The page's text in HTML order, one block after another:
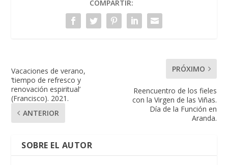
COMPARTIR:
Vacaciones de verano,
‘tiempo de refresco y
renovación espiritual’
(Francisco). 2021.
ANTERIOR
PRÓXIMO
Reencuentro de los fieles
con la Virgen de las Viñas.
Día de la Función en
Aranda.
SOBRE EL AUTOR